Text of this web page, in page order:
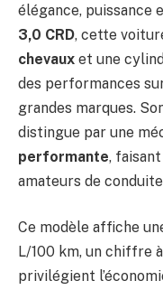
élégance, puissance
3,0 CRD, cette
chevaux et une
des performances
grandes marques.
distingue par une
performante,
amateurs de
Ce modèle affiche
L/100 km, un chiffre
privilégient